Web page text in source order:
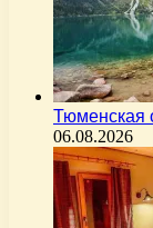
Тюменская
06.08.2026